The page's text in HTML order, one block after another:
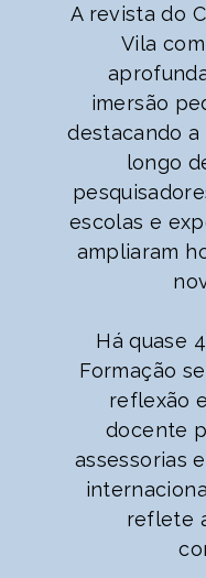
A revista do
Vila
imersão
destacando
longo
escolas e
ampliaram
Há quase
Formação
reflexão
docente
assessorias
reflete